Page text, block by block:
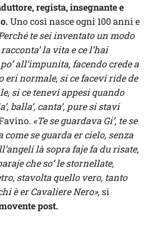
regista, insegnante e
Uno così nasce ogni 100 anni e
te sei inventato un modo
la vita e ce l’hai
all’impunita, facendo crede a
eri normale, si ce facevi ride de
si ce tenevi appesi quando
balla’, canta’, pure si stavi
«Te se guardava Gi’, te se
come se guarda er cielo, senza
là sopra faje fa du risate,
che so’ le stornellate,
stavolta quello vero, tanto
è er Cavaliere Nero», si
post.